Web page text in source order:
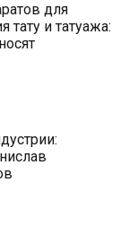
для
тату и татуажа: